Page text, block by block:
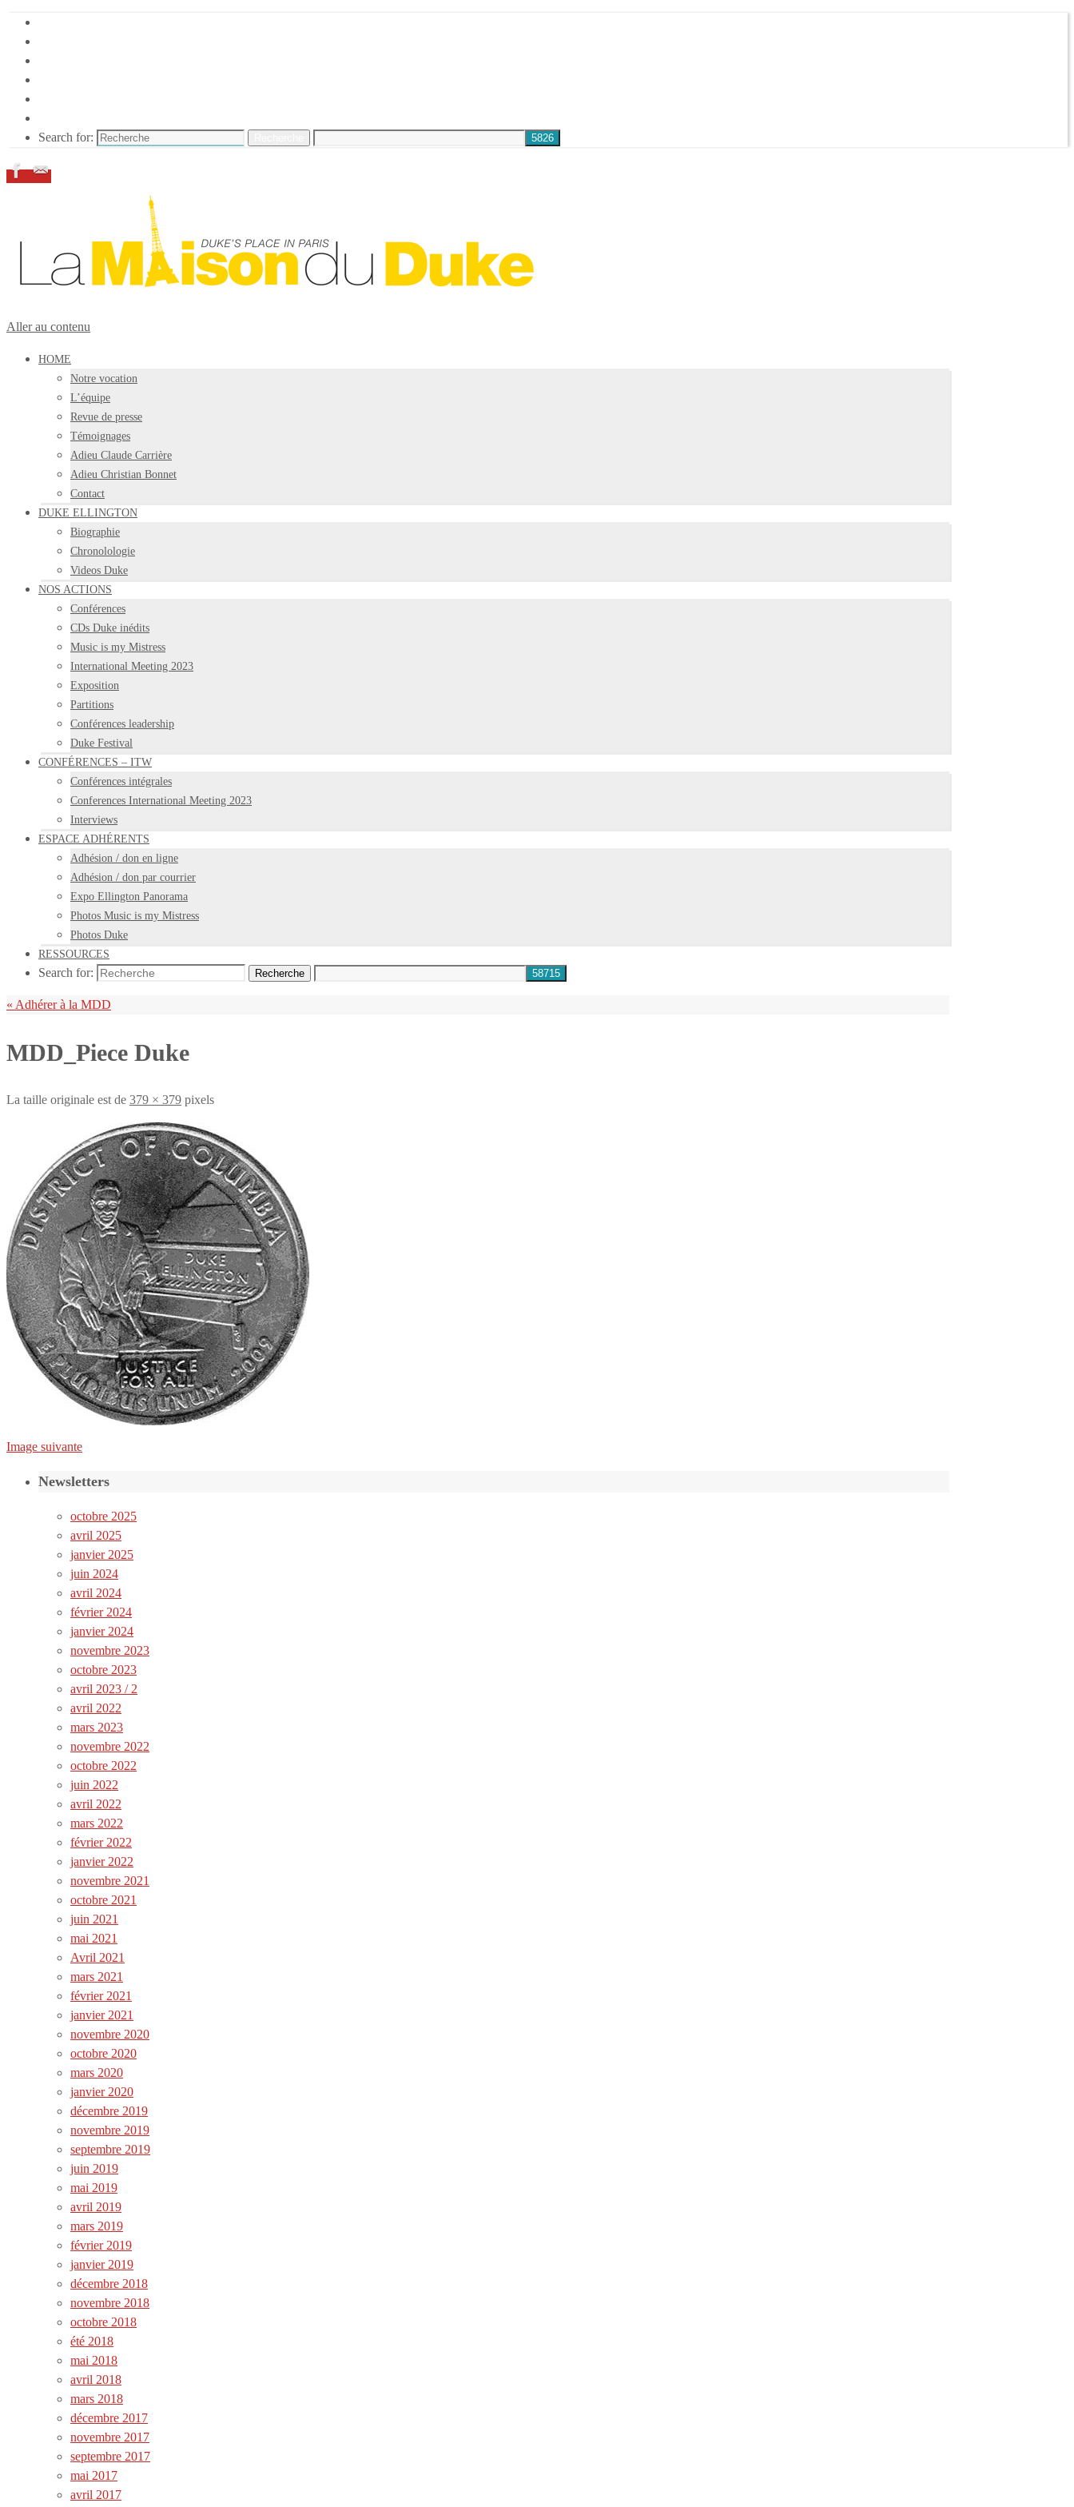
Search for:
Aller au contenu
HOME
Notre vocation
L’équipe
Revue de presse
Témoignages
Adieu Claude Carrière
Adieu Christian Bonnet
Contact
DUKE ELLINGTON
Biographie
Chronolologie
Videos Duke
NOS ACTIONS
Conférences
CDs Duke inédits
Music is my Mistress
International Meeting 2023
Exposition
Partitions
Conférences leadership
Duke Festival
CONFÉRENCES – ITW
Conférences intégrales
Conferences International Meeting 2023
Interviews
ESPACE ADHÉRENTS
Adhésion / don en ligne
Adhésion / don par courrier
Expo Ellington Panorama
Photos Music is my Mistress
Photos Duke
RESSOURCES
Search for: Recherche
« Adhérer à la MDD
MDD_Piece Duke
La taille originale est de 379 × 379 pixels
Image suivante
Newsletters
octobre 2025
avril 2025
janvier 2025
juin 2024
avril 2024
février 2024
janvier 2024
novembre 2023
octobre 2023
avril 2023 / 2
avril 2022
mars 2023
novembre 2022
octobre 2022
juin 2022
avril 2022
mars 2022
février 2022
janvier 2022
novembre 2021
octobre 2021
juin 2021
mai 2021
Avril 2021
mars 2021
février 2021
janvier 2021
novembre 2020
octobre 2020
mars 2020
janvier 2020
décembre 2019
novembre 2019
septembre 2019
juin 2019
mai 2019
avril 2019
mars 2019
février 2019
janvier 2019
décembre 2018
novembre 2018
octobre 2018
été 2018
mai 2018
avril 2018
mars 2018
décembre 2017
novembre 2017
septembre 2017
mai 2017
avril 2017